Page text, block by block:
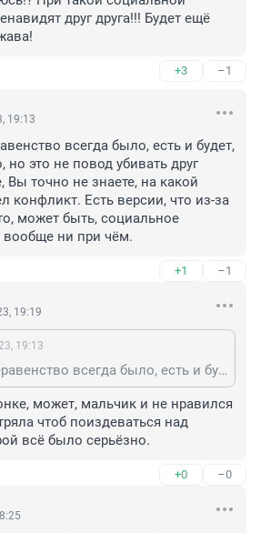
друг друга!!! Будет ещё
+3 –1
19:13
всегда было, есть и будет,
но это не повод убивать друг
Вы точно не знаете, на какой
конфликт. Есть версии, что из-за
может быть, социальное
вообще ни при чём.
+1 –1
19:19
19:13
Социальное неравенство всегда было, есть и будет, и это нормально, но это не повод убивать друг друга. Тем более, Вы точно не знаете, на какой почве произошел конфликт. Есть версии, что из-за мальчика. Так что, может быть, социальное неравенство тут вообще ни при чём.
может, мальчик и не нравился
чтоб поиздеваться над
всë было серьëзно.
+0 –0